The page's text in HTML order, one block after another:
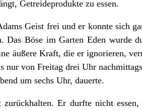
Getreideprodukte zu essen.
Geist frei und er konnte sich
Das Böse im Garten Eden wurde
äußere Kraft, die er ignorieren,
nur von Freitag drei Uhr
um sechs Uhr, dauerte.
Er durfte nicht